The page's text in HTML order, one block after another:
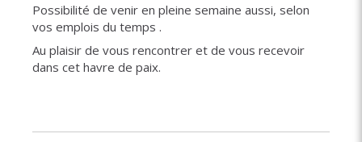
Possibilité de venir en pleine semaine aussi, selon
vos emplois du temps .
Au plaisir de vous rencontrer et de vous recevoir
dans cet havre de paix.